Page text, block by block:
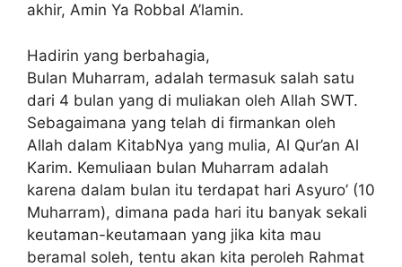
akhir, Amin Ya Robbal A’lamin.
Hadirin yang berbahagia,
Bulan Muharram, adalah termasuk salah satu
dari 4 bulan yang di muliakan oleh Allah SWT.
Sebagaimana yang telah di firmankan oleh
Allah dalam KitabNya yang mulia, Al Qur’an Al
Karim. Kemuliaan bulan Muharram adalah
karena dalam bulan itu terdapat hari Asyuro’ (10
Muharram), dimana pada hari itu banyak sekali
keutaman-keutamaan yang jika kita mau
beramal soleh, tentu akan kita peroleh Rahmat